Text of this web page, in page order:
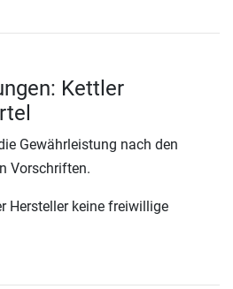
Kettler
Gewährleistung nach den
Vorschriften.
Hersteller keine freiwillige